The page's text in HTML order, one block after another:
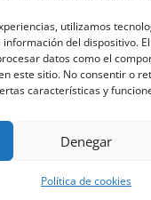
utilizamos
del dispositivo.
datos como el
este sitio. No consentir o
características y
Denegar
Política de cookies
procesos
relacionados con
a partir de sus
porElegant Themes